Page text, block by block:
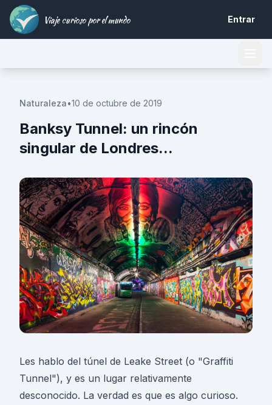
Viaje curioso por el mundo Entrar
Naturaleza•10 de octubre de 2019
Banksy Tunnel: un rincón
singular de Londres...
Les hablo del túnel de Leake Street (o "Graffiti
Tunnel"), y es un lugar relativamente
desconocido. La verdad es que es algo curioso.